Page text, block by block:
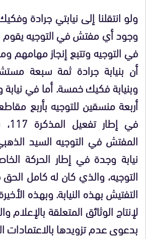
ولو انتقلنا إلى نيابتي جرادة
وجود أي مفتش في التوجيه يقوم
في التوجيه وتتبع إنجاز مهامهم
أن بنيابة جرادة ثمة سبعة
وبنيابة فكيك خمسة. أما في
أربعة منسقين للتوجيه بأربع
في
المفتش في التوجيه السيد
نيابة وجدة في إطار الحركة
التوجيه، والذي كان له كامل
التفتيش بهذه النيابة. وبهذه
لإنتاج الوثائق المتعلقة بالإعلام
بدعوى عدم تزويدها بالاعتمادات